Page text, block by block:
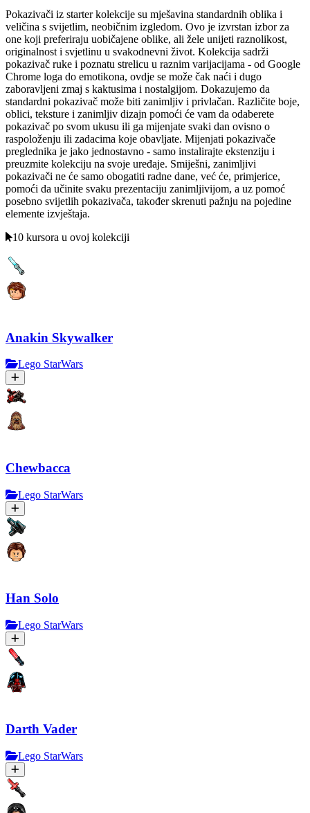
Pokazivači iz starter kolekcije su mješavina standardnih oblika i
veličina s svijetlim, neobičnim izgledom. Ovo je izvrstan izbor za
one koji preferiraju uobičajene oblike, ali žele unijeti raznolikost,
originalnost i svjetlinu u svakodnevni život. Kolekcija sadrži
pokazivač ruke i poznatu strelicu u raznim varijacijama - od Google
Chrome loga do emotikona, ovdje se može čak naći i dugo
zaboravljeni zmaj s kaktusima i nostalgijom. Dokazujemo da
standardni pokazivač može biti zanimljiv i privlačan. Različite boje,
oblici, teksture i zanimljiv dizajn pomoći će vam da odaberete
pokazivač po svom ukusu ili ga mijenjate svaki dan ovisno o
raspoloženju ili zadacima koje obavljate. Mijenjati pokazivače
preglednika je jako jednostavno - samo instalirajte ekstenziju i
preuzmite kolekciju na svoje uređaje. Smiješni, zanimljivi
pokazivači ne će samo obogatiti radne dane, već će, primjerice,
pomoći da učinite svaku prezentaciju zanimljivijom, a uz pomoć
posebno svijetlih pokazivača, također skrenuti pažnju na pojedine
elemente izvještaja.
10 kursora u ovoj kolekciji
Anakin Skywalker
Lego StarWars
Chewbacca
Lego StarWars
Han Solo
Lego StarWars
Darth Vader
Lego StarWars